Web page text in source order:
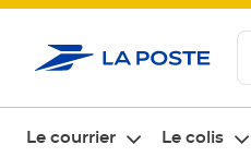
Le courrier Le colis